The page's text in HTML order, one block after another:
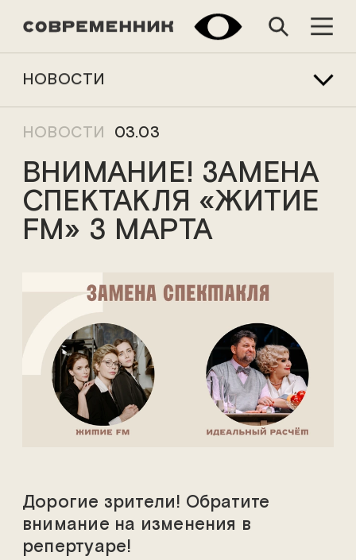
НОВОСТИ
НОВОСТИ 03.03
ВНИМАНИЕ! ЗАМЕНА
СПЕКТАКЛЯ «ЖИТИЕ
FM» 3 МАРТА
Дорогие зрители! Обратите
внимание на изменения в
репертуаре!